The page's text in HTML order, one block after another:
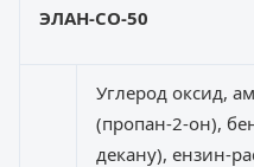
ЭЛАН-СО-50
Углерод оксид,
(пропан-2-он),
декану), ензин-